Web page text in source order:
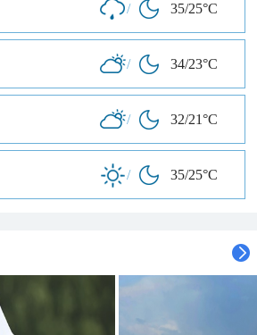
/ 35/25°C
/ 34/23°C
/ 32/21°C
/ 35/25°C